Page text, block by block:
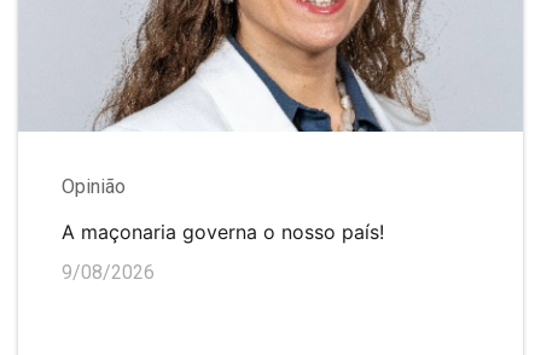
Opinião
A maçonaria governa o nosso país!
9/08/2026